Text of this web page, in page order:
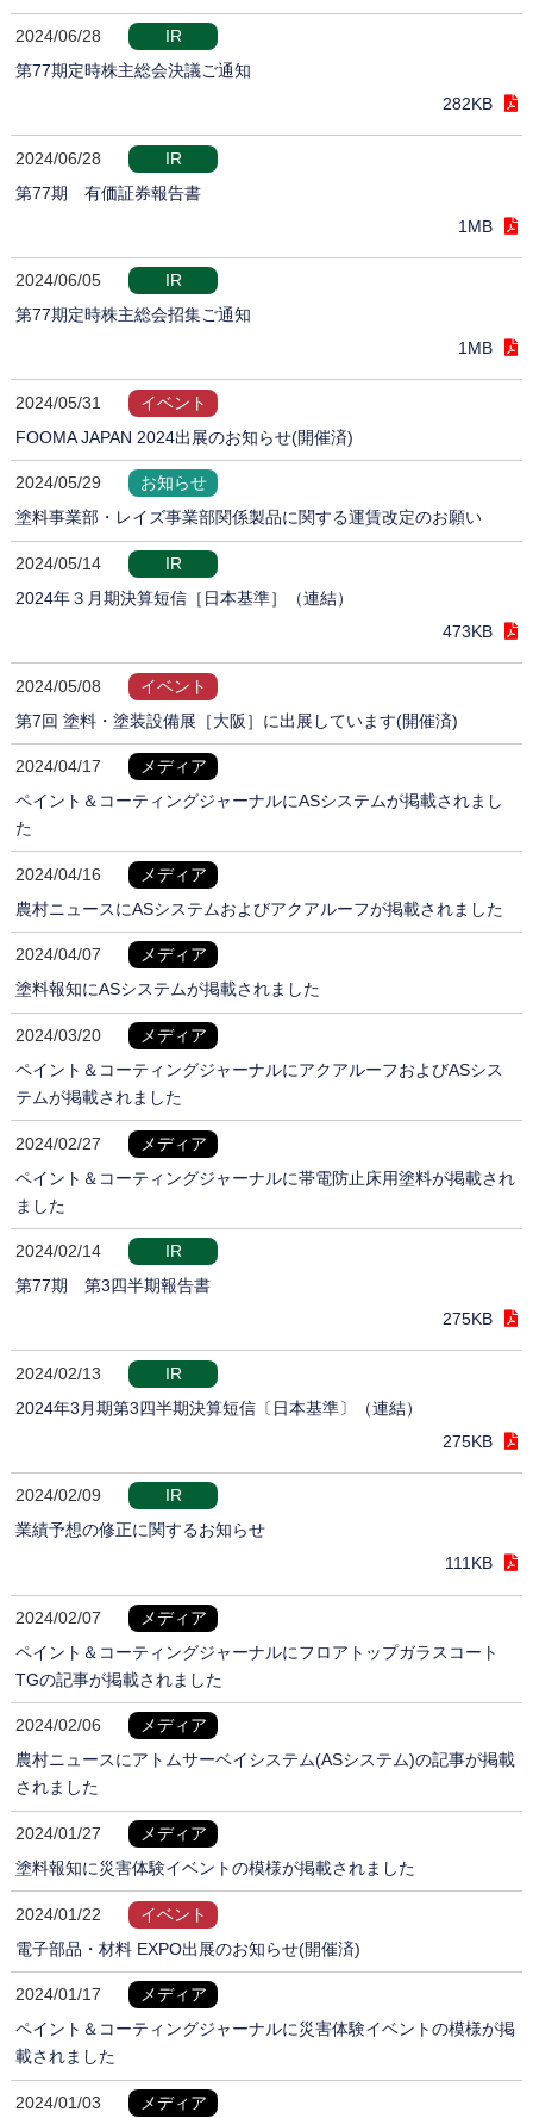
2024/06/28
IR
第77期定時株主総会決議ご通知
282KB
2024/06/28
IR
第77期 有価証券報告書
1MB
2024/06/05
IR
第77期定時株主総会招集ご通知
1MB
2024/05/31
イベント
FOOMA JAPAN 2024出展のお知らせ(開催済)
2024/05/29
お知らせ
塗料事業部・レイズ事業部関係製品に関する運賃改定のお願い
2024/05/14
IR
2024年３月期決算短信［日本基準］（連結）
473KB
2024/05/08
イベント
第7回 塗料・塗装設備展［大阪］に出展しています(開催済)
2024/04/17
メディア
ペイント＆コーティングジャーナルにASシステムが掲載されまし
た
2024/04/16
メディア
農村ニュースにASシステムおよびアクアルーフが掲載されました
2024/04/07
メディア
塗料報知にASシステムが掲載されました
2024/03/20
メディア
ペイント＆コーティングジャーナルにアクアルーフおよびASシス
テムが掲載されました
2024/02/27
メディア
ペイント＆コーティングジャーナルに帯電防止床用塗料が掲載され
ました
2024/02/14
IR
第77期 第3四半期報告書
275KB
2024/02/13
IR
2024年3月期第3四半期決算短信〔日本基準〕（連結）
275KB
2024/02/09
IR
業績予想の修正に関するお知らせ
111KB
2024/02/07
メディア
ペイント＆コーティングジャーナルにフロアトップガラスコート
TGの記事が掲載されました
2024/02/06
メディア
農村ニュースにアトムサーベイシステム(ASシステム)の記事が掲載
されました
2024/01/27
メディア
塗料報知に災害体験イベントの模様が掲載されました
2024/01/22
イベント
電子部品・材料 EXPO出展のお知らせ(開催済)
2024/01/17
メディア
ペイント＆コーティングジャーナルに災害体験イベントの模様が掲
載されました
2024/01/03 メディア